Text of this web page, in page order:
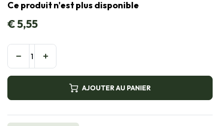
Ce produit n'est plus disponible
€5,55
AJOUTER AU PANIER